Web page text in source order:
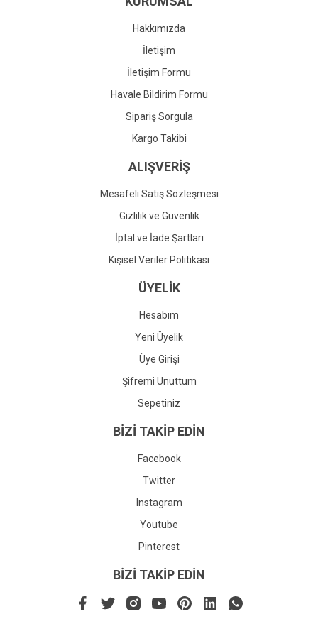
Gönder
Hakkımızda
İletişim
İletişim Formu
Havale Bildirim Formu
Sipariş Sorgula
Kargo Takibi
ALIŞVERİŞ
Mesafeli Satış Sözleşmesi
Gizlilik ve Güvenlik
İptal ve İade Şartları
Kişisel Veriler Politikası
ÜYELİK
Hesabım
Yeni Üyelik
Üye Girişi
Şifremi Unuttum
Sepetiniz
BİZİ TAKİP EDİN
Facebook
Twitter
Instagram
Youtube
Pinterest
BİZİ TAKİP EDİN